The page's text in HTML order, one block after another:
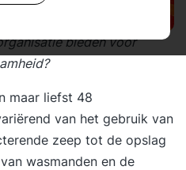
bieden voor
maar liefst 48
van het gebruik van
zeep tot de opslag
wasmanden en de